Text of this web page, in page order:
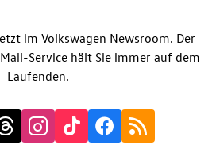
im Volkswagen Newsroom. Der
Service hält Sie immer auf dem
Laufenden.